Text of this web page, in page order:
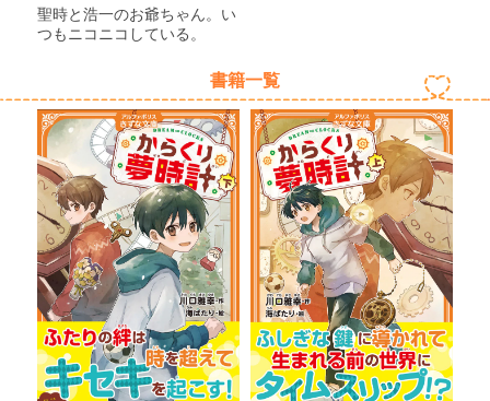
聖時と浩一のお爺ちゃん。い
つもニコニコしている。
書籍一覧